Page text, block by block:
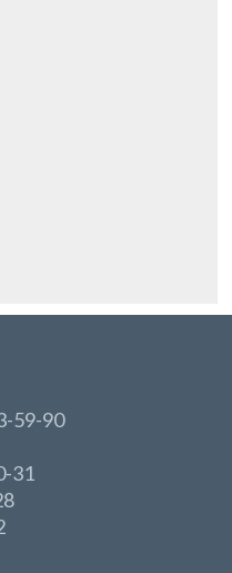
59-90
31